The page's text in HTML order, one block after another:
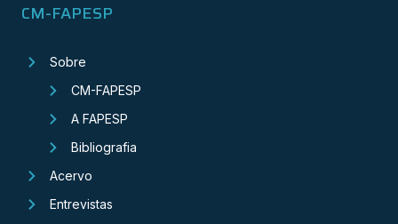
CM-FAPESP
Sobre
CM-FAPESP
A FAPESP
Bibliografia
Acervo
Entrevistas